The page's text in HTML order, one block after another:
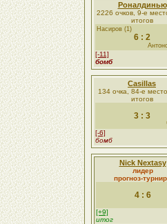
Роналдинью
2226 очков, 9-е
итогов
Насиров (1)
6 : 2
[-11]
бомб
Casillas
134 очка, 84-е
итогов
3 : 3
[-6]
бомб
Nick Nextasy
лидер
прогноз-
4 : 6
[+9]
итог